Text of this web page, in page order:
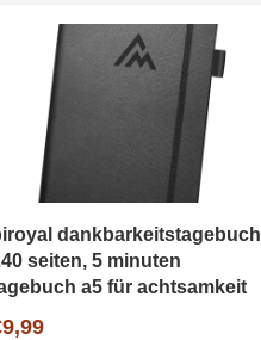
dankbarkeitstagebuch
seiten, 5 minuten
a5 für achtsamkeit